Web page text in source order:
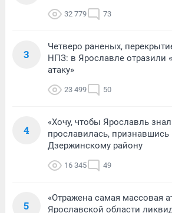
32 779 73
3
Четверо раненых,
НПЗ: в Ярославле отразили
атаку»
23 499 50
4
«Хочу, чтобы Ярославль
прославилась,
Дзержинскому району
16 345 49
5
«Отражена самая массовая
Ярославской области